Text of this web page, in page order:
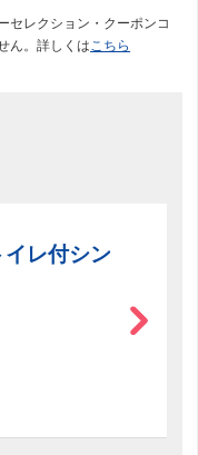
セレクション・クーポンコ
ん。詳しくはこちら
レ付シン